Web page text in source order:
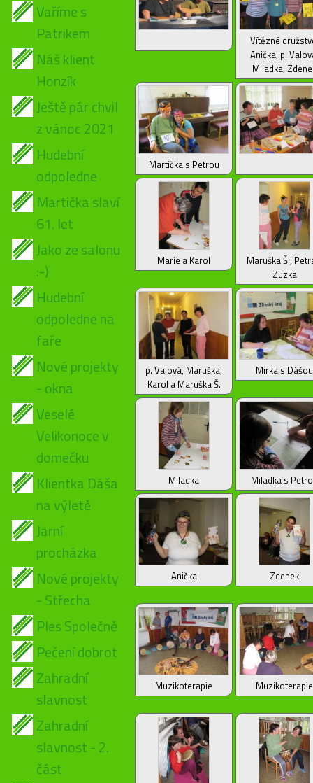
Vaříme s
Patrikem
Náš klient
Honzík
Ještě pár chvil
z vánoc 2021
Hudební
odpoledne
Martička slaví
61. let
Jako ze salonu
:-)
Hudební
odpoledne na
faře
Nové projekty
- okna
Veselé
Velikonoce v
domečku
Klientka Dáša
na výletě
Jarní
procházka
Nové projekty
- Střecha
Ples Společně
Pečení dobrot
Zahradní
slavnost
Zahradní
slavnost - 2.
část
Vítězné
Anička, p.
Miladka,
Martička s Petrou
Marie a Karol
Maruška Š.,
Zuzka
p. Valová, Maruška,
Karol a Maruška Š.
Mirka s Dášou
Miladka Miladka s
Anička Zdenek
Muzikoterapie Muzikoterapie